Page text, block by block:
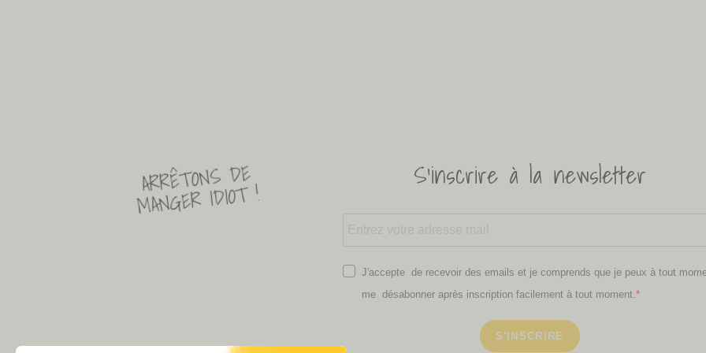
ARRÊTONS DE
MANGER IDIOT !
S'inscrire à la newsletter
J'accepte de recevoir des emails et je comprends que je peux à tout
me désabonner après inscription facilement à tout moment.
S'INSCRIRE